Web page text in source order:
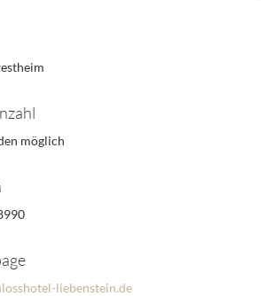
möglich
liebenstein.de